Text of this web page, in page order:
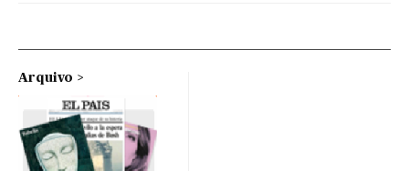
Arquivo